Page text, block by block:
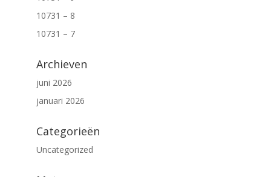
10731 – 8
10731 – 7
Archieven
juni 2026
januari 2026
Categorieën
Uncategorized